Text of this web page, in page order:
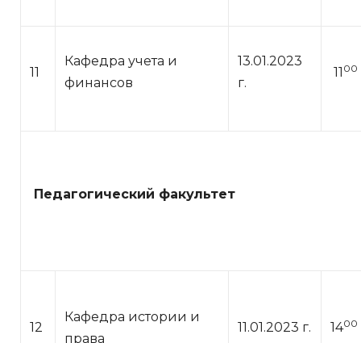
11
Кафедра учета и
финансов
13.01.2023
г.
11 00
Педагогический факультет
12
Кафедра истории и
права
11.01.2023 г. 1400